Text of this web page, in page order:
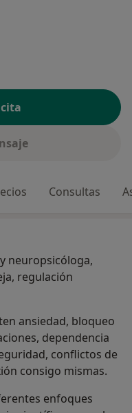
Consultas
neuropsicóloga,
regulación
ansiedad, bloqueo
dependencia
conflictos de
consigo mismas.
enfoques